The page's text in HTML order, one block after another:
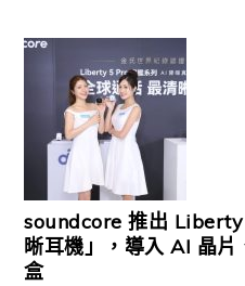
soundcore 推出
晰耳機」，導入 AI 晶
盒